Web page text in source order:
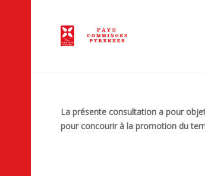
La présente consultation a pour
pour concourir à la promotion du